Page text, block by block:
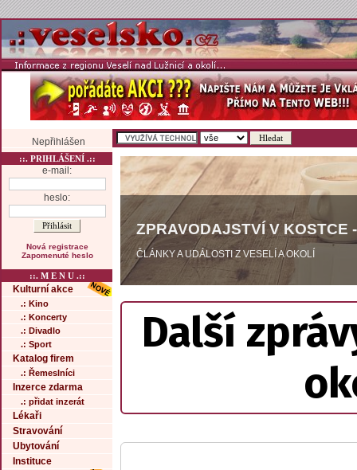
Nepřihlášen
::. PRIHLÁŠENÍ .::
e-mail:
heslo:
Nová registrace
Zapomenuté heslo
::. M E N U .::
Kulturní akce
.: Kino
.: Koncerty
.: Divadlo
.: Sport
Katalog firem
.: Řemeslníci
Inzerce zdarma
.: přidat inzerát
Lékaři
Stravování
Ubytování
Instituce
ZPRAVODAJSTVÍ V KOSTCE
ČLÁNKY A UDÁLOSTI Z VESELÍ A OKOLÍ
Další